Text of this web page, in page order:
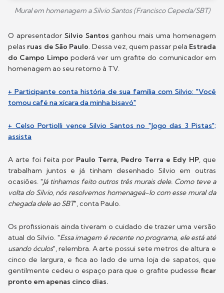
Mural em homenagem a Silvio Santos (Francisco Cepeda/SBT)
O apresentadorSilvio Santosganhou mais uma homenagem
pelas ruas de São Paulo. Dessa vez, quem passar pela Estrada
do Campo Limpo poderá ver um grafite do comunicador em
homenagem ao seu retorno à TV.
+ Participante conta história de sua família com Silvio: "Você
tomou café na xícara da minha bisavó"
+ Celso Portiolli vence Silvio Santos no "Jogo das 3 Pistas";
assista
A arte foi feita por Paulo Terra, Pedro Terra e Edy HP, que
trabalham juntos e já tinham desenhado Silvio em outras
ocasiões. "Já tinhamos feito outros três murais dele. Como teve a
volta do Silvio, nós resolvemos homenageá-lo com esse mural da
chegada dele ao SBT", conta Paulo.
Os profissionais ainda tiveram o cuidado de trazer uma versão
atual do Silvio. "Essa imagem é recente no programa, ele está até
usando óculos", relembra. A arte possui sete metros de altura e
cinco de largura, e fica ao lado de uma loja de sapatos, que
gentilmente cedeu o espaço para que o grafite pudesse ficar
pronto em apenas cinco dias.